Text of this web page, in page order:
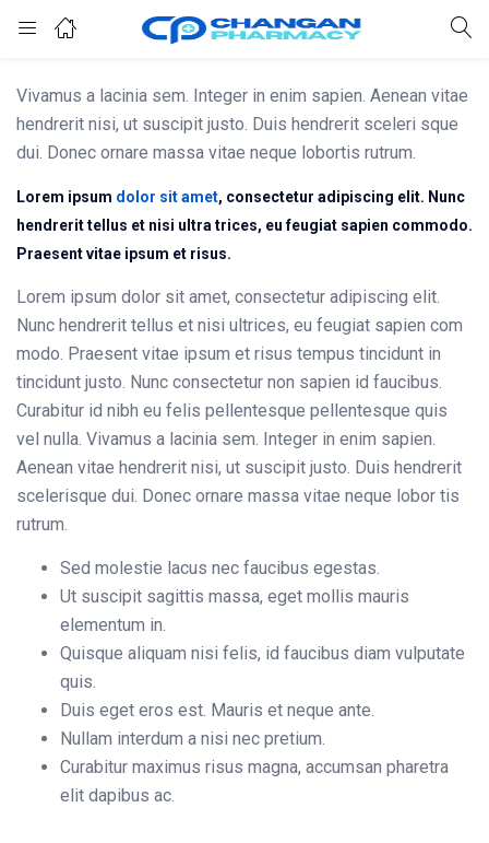
Vivamus a lacinia sem. Integer in enim sapien. Aenean vitae
hendrerit nisi, ut suscipit justo. Duis hendrerit sceleri sque
dui. Donec ornare massa vitae neque lobortis rutrum.
Lorem ipsum dolor sit amet, consectetur adipiscing elit. Nunc
hendrerit tellus et nisi ultra trices, eu feugiat sapien commodo.
Praesent vitae ipsum et risus.
Lorem ipsum dolor sit amet, consectetur adipiscing elit.
Nunc hendrerit tellus et nisi ultrices, eu feugiat sapien com
modo. Praesent vitae ipsum et risus tempus tincidunt in
tincidunt justo. Nunc consectetur non sapien id faucibus.
Curabitur id nibh eu felis pellentesque pellentesque quis
vel nulla. Vivamus a lacinia sem. Integer in enim sapien.
Aenean vitae hendrerit nisi, ut suscipit justo. Duis hendrerit
scelerisque dui. Donec ornare massa vitae neque lobor tis
rutrum.
Sed molestie lacus nec faucibus egestas.
Ut suscipit sagittis massa, eget mollis mauris
elementum in.
Quisque aliquam nisi felis, id faucibus diam vulputate
quis.
Duis eget eros est. Mauris et neque ante.
Nullam interdum a nisi nec pretium.
Curabitur maximus risus magna, accumsan pharetra
elit dapibus ac.